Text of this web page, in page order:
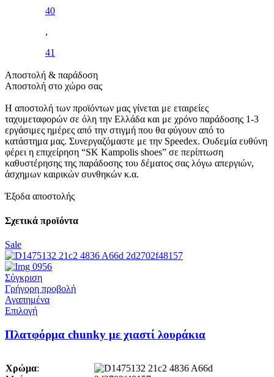
40
,
41
Αποστολή & παράδοση
Αποστολή στο χώρο σας
Η αποστολή των προϊόντων μας γίνεται με εταιρείες
ταχυμεταφορών σε όλη την Ελλάδα και με χρόνο παράδοσης 1-3
εργάσιμες ημέρες από την στιγμή που θα φύγουν από το
κατάστημα μας. Συνεργαζόμαστε με την Speedex. Oυδεμία ευθύνη
φέρει η επιχείρηση “SK Kampolis shoes” σε περίπτωση
καθυστέρησης της παράδοσης του δέματος σας λόγω απεργιών,
άσχημων καιρικών συνθηκών κ.α.
Έξοδα αποστολής
Σχετικά προϊόντα
Sale
Σύγκριση
Γρήγορη προβολή
Αγαπημένα
ΕπιλογήΑυτό
προϊόν
έχει
παραλλαγές.
Πλατφόρμα chunky με χιαστί λουράκια
Χρώμα: